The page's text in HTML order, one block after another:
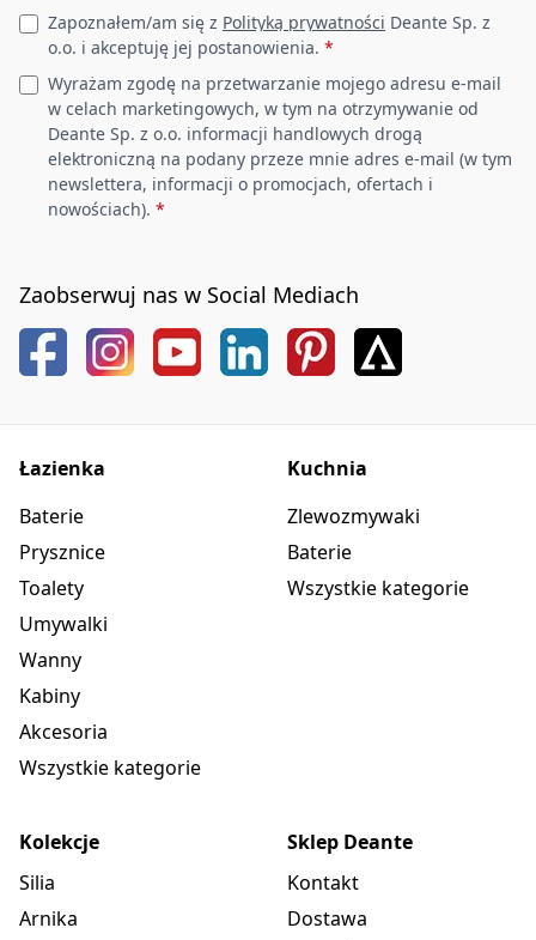
Zapoznałem/am się z Polityką prywatności Deante Sp. z
o.o. i akceptuję jej postanowienia. *
Wyrażam zgodę na przetwarzanie mojego adresu e-mail
w celach marketingowych, w tym na otrzymywanie od
Deante Sp. z o.o. informacji handlowych drogą
elektroniczną na podany przeze mnie adres e-mail (w tym
newslettera, informacji o promocjach, ofertach i
nowościach). *
Zaobserwuj nas w Social Mediach
Łazienka
Baterie
Prysznice
Toalety
Umywalki
Wanny
Kabiny
Akcesoria
Wszystkie kategorie
Kuchnia
Zlewozmywaki
Baterie
Wszystkie kategorie
Kolekcje
Silia
Arnika
Sklep Deante
Kontakt
Dostawa